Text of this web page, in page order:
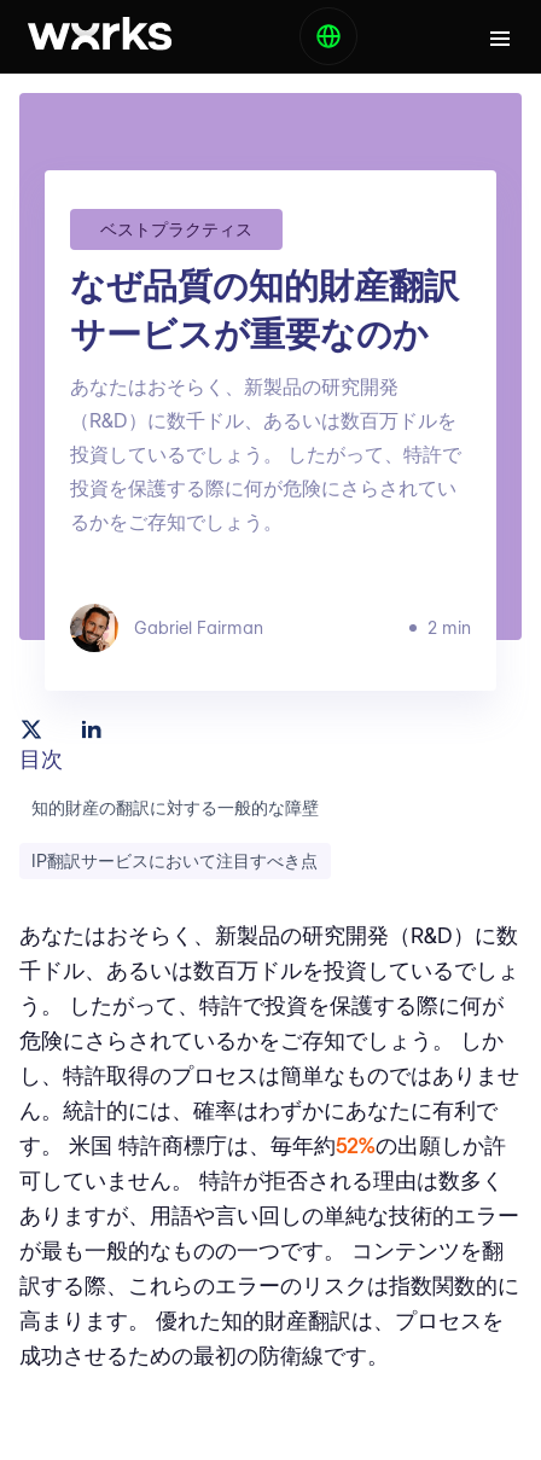
ベストプラクティス
なぜ品質の知的財産翻訳
サービスが重要なのか
あなたはおそらく、新製品の研究開発
（R&D）に数千ドル、あるいは数百万ドルを
投資しているでしょう。 したがって、特許で
投資を保護する際に何が危険にさらされてい
るかをご存知でしょう。
Gabriel Fairman 2 min
目次
知的財産の翻訳に対する一般的な障壁
IP翻訳サービスにおいて注目すべき点
あなたはおそらく、新製品の研究開発（R&D）に数
千ドル、あるいは数百万ドルを投資しているでしょ
う。 したがって、特許で投資を保護する際に何が
危険にさらされているかをご存知でしょう。 しか
し、特許取得のプロセスは簡単なものではありませ
ん。統計的には、確率はわずかにあなたに有利で
す。 米国 特許商標庁は、毎年約52%の出願しか許
可していません。 特許が拒否される理由は数多く
ありますが、用語や言い回しの単純な技術的エラー
が最も一般的なものの一つです。 コンテンツを翻
訳する際、これらのエラーのリスクは指数関数的に
高まります。 優れた知的財産翻訳は、プロセスを
成功させるための最初の防衛線です。